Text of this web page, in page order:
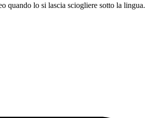
quando lo si lascia sciogliere sotto la lingua.